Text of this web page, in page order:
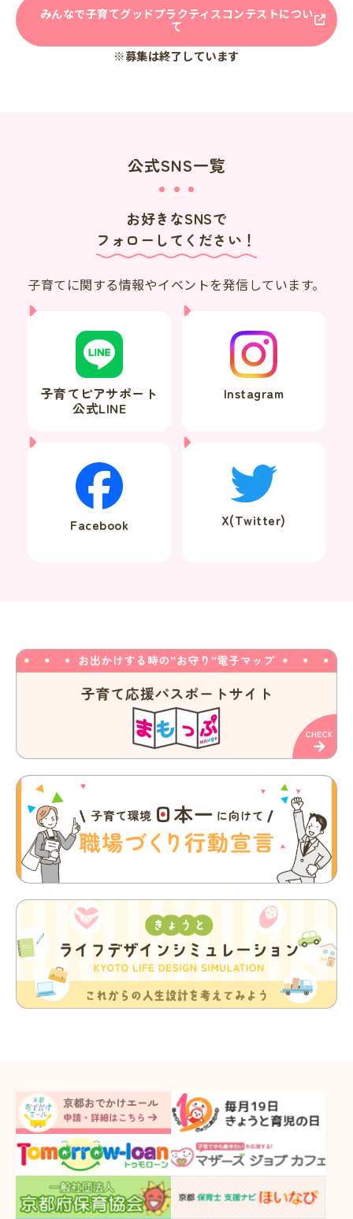
みんなで子育てグッドプラクティスコンテストについ
て
※募集は終了しています
公式SNS一覧
お好きなSNSで
フォローしてください！
子育てに関する情報やイベントを発信しています。
子育てピアサポート
公式LINE
Instagram
Facebook X(Twitter)